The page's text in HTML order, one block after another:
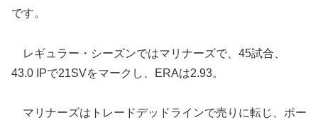
です。
レギュラー・シーズンではマリナーズで、45試合、
43.0 IPで21SVをマークし、ERAは2.93。
マリナーズはトレードデッドラインで売りに転じ、ポー